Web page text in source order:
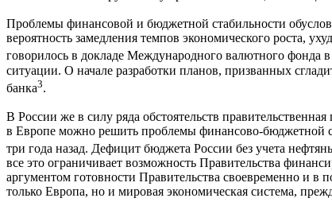
Проблемы финансовой и бюджетной стабильности
вероятность замедления темпов экономического роста,
говорилось в докладе Международного валютного фонда в
ситуации. О начале разработки планов, призванных
банка3.
В России же в силу ряда обстоятельств
в Европе можно решить проблемы финансово-бюджетной
три года назад. Дефицит бюджета России без учета
все это ограничивает возможность Правительства
аргументом готовности Правительства своевременно и в
только Европа, но и мировая экономическая система,